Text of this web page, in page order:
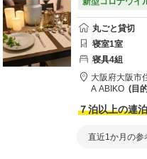
丸ごと貸切
寝室1室
寝具4組
大阪府大阪市
A ABIKO
目
７泊以上の連
直近1か月の参